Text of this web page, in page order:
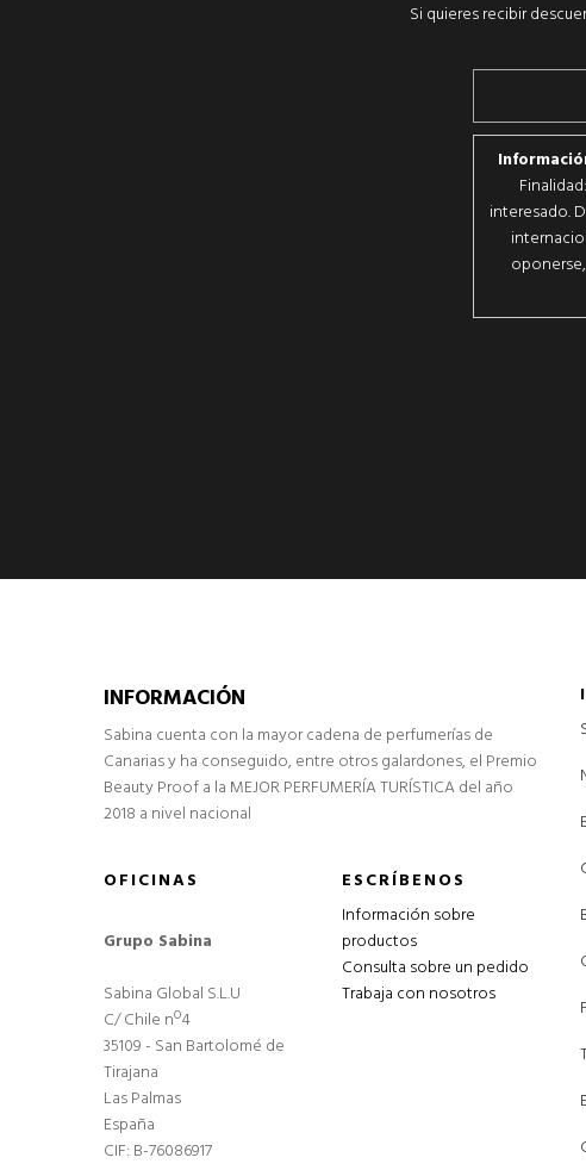
Si quieres recibir
interesado.
INFORMACIÓN
Sabina cuenta con la mayor cadena de perfumerías de
Canarias y ha conseguido, entre otros galardones, el Premio
Beauty Proof a la MEJOR PERFUMERÍA TURÍSTICA del año
2018 a nivel nacional
OFICINAS
Grupo Sabina
Sabina Global S.L.U
C/ Chile nº4
35109 - San Bartolomé de
Tirajana
Las Palmas
España
CIF: B-76086917
ESCRÍBENOS
Información sobre
productos
Consulta sobre un pedido
Trabaja con nosotros